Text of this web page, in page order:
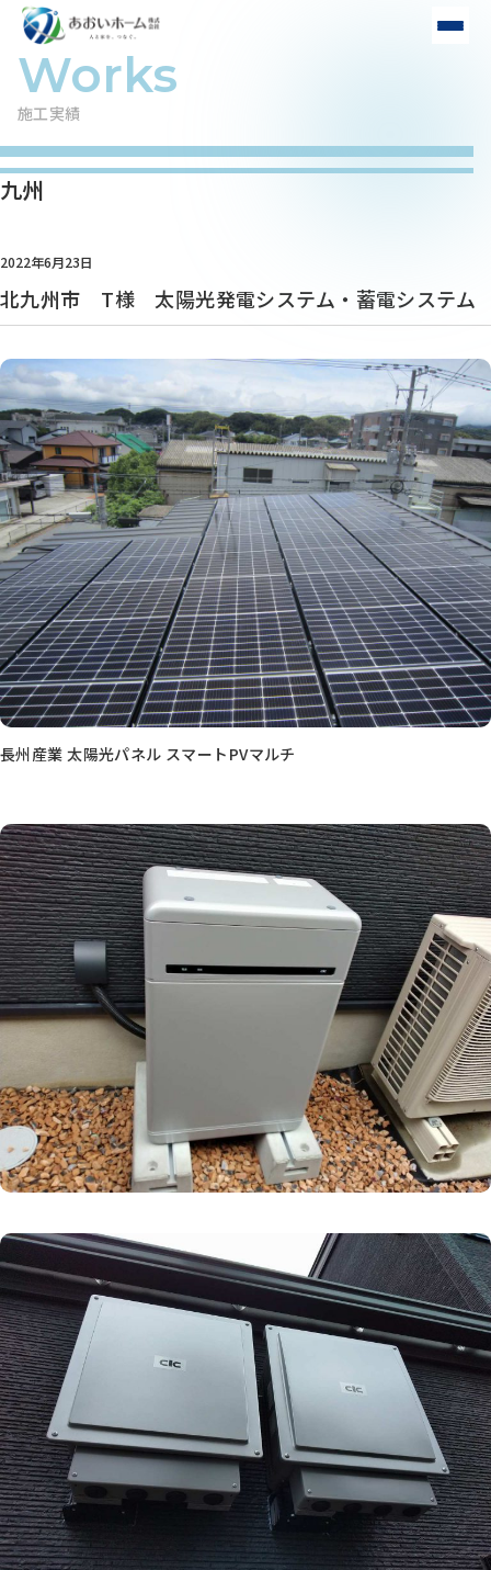
施工実績
九州
2022年6月23日
北九州市 T様 太陽光発電システム・蓄電システム
長州産業 太陽光パネル スマートPVマルチ